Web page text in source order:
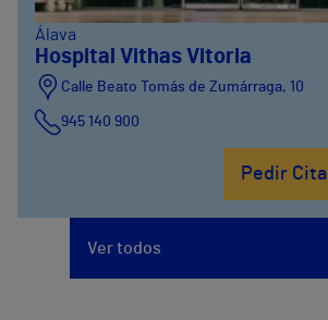
Álava
Hospital Vithas Vitoria
Calle Beato Tomás de Zumárraga, 10
945 140 900
Pedir Cita
Ver todos